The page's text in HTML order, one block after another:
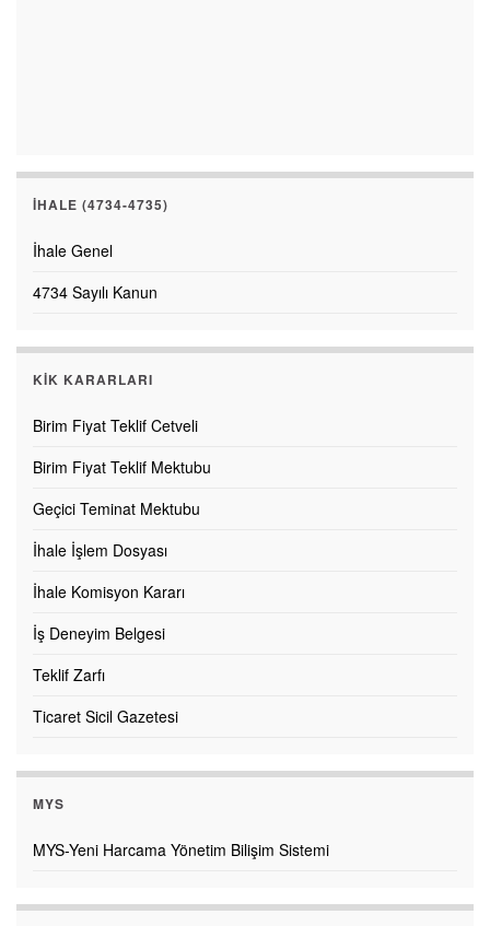
İHALE (4734-4735)
İhale Genel
4734 Sayılı Kanun
KİK KARARLARI
Birim Fiyat Teklif Cetveli
Birim Fiyat Teklif Mektubu
Geçici Teminat Mektubu
İhale İşlem Dosyası
İhale Komisyon Kararı
İş Deneyim Belgesi
Teklif Zarfı
Ticaret Sicil Gazetesi
MYS
MYS-Yeni Harcama Yönetim Bilişim Sistemi